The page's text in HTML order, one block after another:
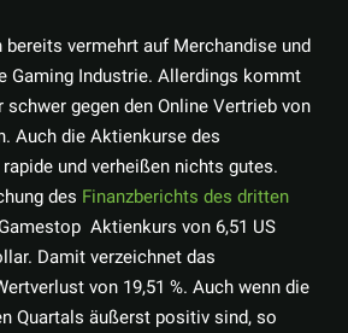
vermehrt auf Merchandise und
Gaming Industrie. Allerdings kommt
schwer gegen den Online Vertrieb von
Auch die Aktienkurse des
und verheißen nichts gutes.
des Finanzberichts des dritten
Aktienkurs von 6,51 US
Damit verzeichnet das
von 19,51 %. Auch wenn die
Quartals äußerst positiv sind, so